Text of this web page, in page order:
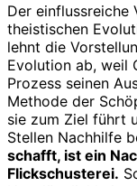
Der einflussreiche
theistischen
lehnt die
Evolution ab, weil
Prozess seinen
Methode der
sie zum Ziel führt
Stellen Nachhilfe
schafft, ist ein
Flickschusterei.